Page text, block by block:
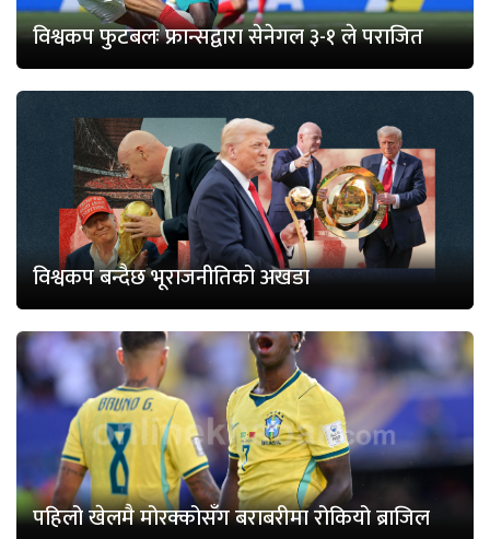
विश्वकप फुटबलः फ्रान्सद्वारा सेनेगल ३-१ ले पराजित
विश्वकप बन्दैछ भूराजनीतिको अखडा
पहिलो खेलमै मोरक्कोसँग बराबरीमा रोकियो ब्राजिल